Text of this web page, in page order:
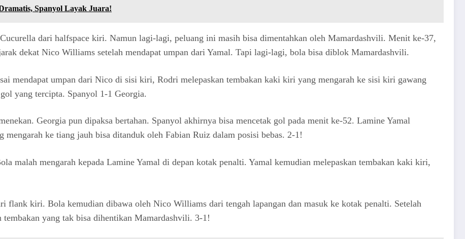
Spanyol Layak Juara!
dari halfspace kiri. Namun lagi-lagi, peluang ini masih bisa dimentahkan oleh Mamardashvili. Menit ke-37,
dekat Nico Williams setelah mendapat umpan dari Yamal. Tapi lagi-lagi, bola bisa diblok Mamardashvili.
mendapat umpan dari Nico di sisi kiri, Rodri melepaskan tembakan kaki kiri yang mengarah ke sisi kiri gawang
yang tercipta. Spanyol 1-1 Georgia.
Georgia pun dipaksa bertahan. Spanyol akhirnya bisa mencetak gol pada menit ke-52. Lamine Yamal
ke tiang jauh bisa ditanduk oleh Fabian Ruiz dalam posisi bebas. 2-1!
malah mengarah kepada Lamine Yamal di depan kotak penalti. Yamal kemudian melepaskan tembakan kaki kiri,
flank kiri. Bola kemudian dibawa oleh Nico Williams dari tengah lapangan dan masuk ke kotak penalti. Setelah
yang tak bisa dihentikan Mamardashvili. 3-1!